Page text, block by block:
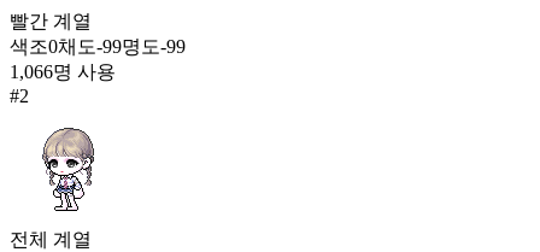
139,348
12
전장의 발키리 슈트
뽀송송 토끼 인형옷
124,154
빨간 계열
색조0채도-99명도-99
1,066명 사용
#2
전체 계열